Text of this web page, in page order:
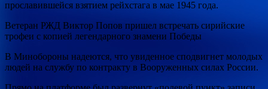
прославившейся взятием рейхстага в мае 1945 года.
Ветеран РЖД Виктор Попов пришел встречать сирийские
трофеи с копией легендарного знамени Победы
В Минобороны надеются, что увиденное сподвигнет молодых
людей на службу по контракту в Вооруженных силах России.